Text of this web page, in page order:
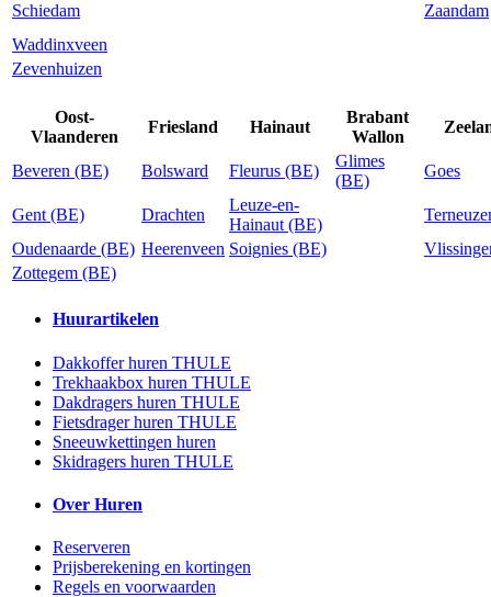
Schiedam
Zaandam
Waddinxveen
Zevenhuizen
Oost-
Vlaanderen
Friesland Hainaut
Brabant
Wallon
Beveren (BE) Bolsward Fleurus (BE)
Glimes
(BE)
Goes
Gent (BE) Drachten
Leuze-en-
Hainaut (BE)
Oudenaarde (BE) Heerenveen Soignies (BE)
Zottegem (BE)
Huurartikelen
Dakkoffer huren THULE
Trekhaakbox huren THULE
Dakdragers huren THULE
Fietsdrager huren THULE
Sneeuwkettingen huren
Skidragers huren THULE
Over Huren
Reserveren
Prijsberekening en kortingen
Regels en voorwaarden